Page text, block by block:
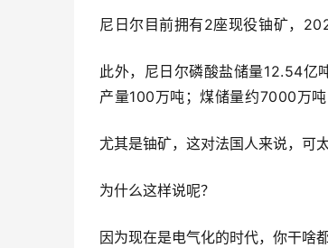
尼日尔目前拥有2座现役铀矿，
此外，尼日尔磷酸盐储量12.54亿
产量100万吨；煤储量约7000万
尤其是铀矿，这对法国人来说，可太
为什么这样说呢？
因为现在是电气化的时代，你干啥